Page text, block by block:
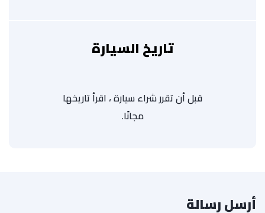
تاريخ السيارة
قبل أن تقرر شراء سيارة ، اقرأ تاريخها
مجانًا.
أرسل رسالة